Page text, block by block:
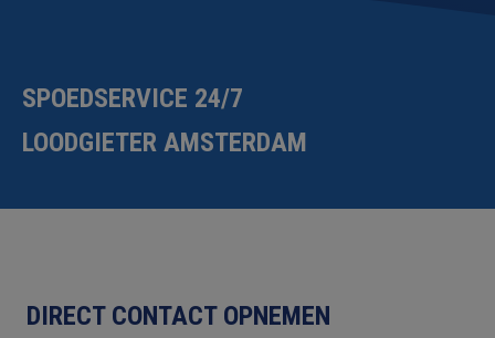
SPOEDSERVICE 24/7
LOODGIETER AMSTERDAM
DIRECT CONTACT OPNEMEN